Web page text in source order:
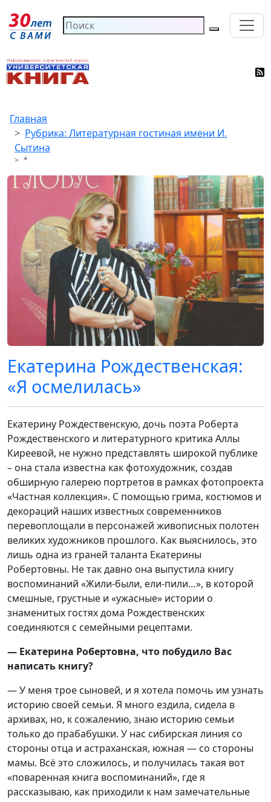
Главная
Рубрика: Литературная гостиная имени И.
Сытина
*
Екатерина Рождественская:
«Я осмелилась»
Екатерину Рождественскую, дочь поэта Роберта
Рождественского и литературного критика Аллы
Киреевой, не нужно представлять широкой публике
– она стала известна как фотохудожник, создав
обширную галерею портретов в рамках фотопроекта
«Частная коллекция». С помощью грима, костюмов и
декораций наших известных современников
перевоплощали в персонажей живописных полотен
великих художников прошлого. Как выяснилось, это
лишь одна из граней таланта Екатерины
Робертовны. Не так давно она выпустила книгу
воспоминаний «Жили-были, ели-пили…», в которой
смешные, грустные и «ужасные» истории о
знаменитых гостях дома Рождественских
соединяются с семейными рецептами.
— Екатерина Робертовна, что побудило Вас
написать книгу?
— У меня трое сыновей, и я хотела помочь им узнать
историю своей семьи. Я много ездила, сидела в
архивах, но, к сожалению, знаю историю семьи
только до прабабушки. У нас сибирская линия со
стороны отца и астраханская, южная — со стороны
мамы. Всё это сложилось, и получилась такая вот
«поваренная книга воспоминаний», где я
рассказываю, как приходили к нам замечательные